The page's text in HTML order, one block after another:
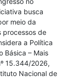
busca
meio da
processos de
a Política
Básica – Mais
15.344/2026,
Nacional de